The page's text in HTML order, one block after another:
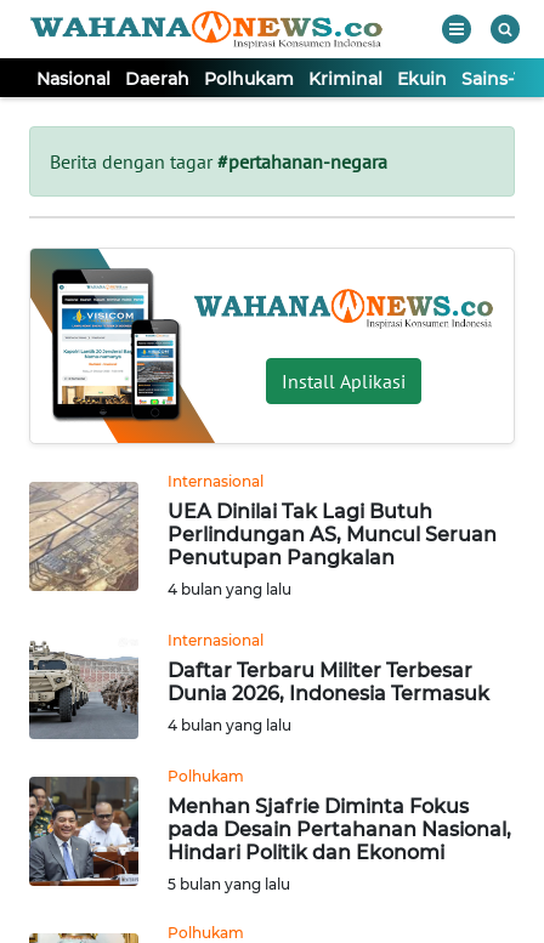
Nasional Daerah Polhukam Kriminal Ekuin Sains-
Berita dengan tagar#pertahanan-negara
Install Aplikasi
Internasional
UEA Dinilai Tak Lagi Butuh
Perlindungan AS, Muncul Seruan
Penutupan Pangkalan
4 bulan yang lalu
Internasional
Daftar Terbaru Militer Terbesar
Dunia 2026, Indonesia Termasuk
4 bulan yang lalu
Polhukam
Menhan Sjafrie Diminta Fokus
pada Desain Pertahanan Nasional,
Hindari Politik dan Ekonomi
5 bulan yang lalu
Polhukam
Tutup
NASIONAL
DAERAH
POLHUKAM
KRIMINAL
EKUIN
SAINS-TEKNO
INTERNASIONAL
PENDIDIKAN